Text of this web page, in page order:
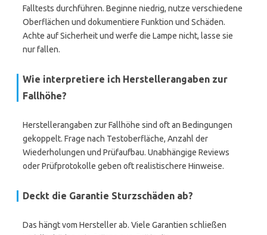
Falltests durchführen. Beginne niedrig, nutze verschiedene
Oberflächen und dokumentiere Funktion und Schäden.
Achte auf Sicherheit und werfe die Lampe nicht, lasse sie
nur fallen.
Wie interpretiere ich Herstellerangaben zur
Fallhöhe?
Herstellerangaben zur Fallhöhe sind oft an Bedingungen
gekoppelt. Frage nach Testoberfläche, Anzahl der
Wiederholungen und Prüfaufbau. Unabhängige Reviews
oder Prüfprotokolle geben oft realistischere Hinweise.
Deckt die Garantie Sturzschäden ab?
Das hängt vom Hersteller ab. Viele Garantien schließen